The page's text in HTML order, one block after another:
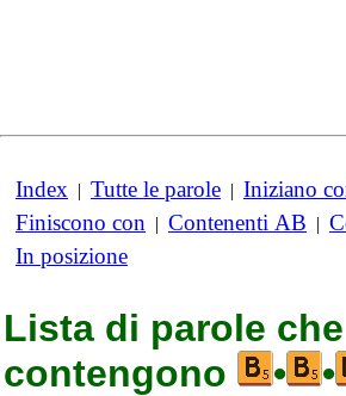
Index | Tutte le parole | Iniziano
Finiscono con | Contenenti AB |
In posizione
Lista di parole che
contengono
• •